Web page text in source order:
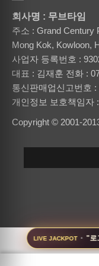
LIVE JACKPOT · "로
회사명 : 무브타임
주소 : Grand Century
Mong Kok, Kowloon,
사업자 등록번호 :
대표 : 김재훈 전화 :
통신판매업신고번호 :
개인정보 보호책임자
Copyright © 2001-